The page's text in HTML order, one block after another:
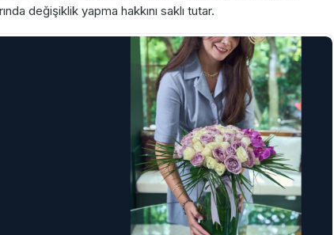
değişiklik yapma hakkını saklı tutar.